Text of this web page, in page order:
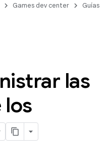
Games dev center Guías
las
los